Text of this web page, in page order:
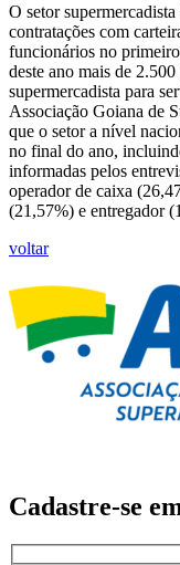
O setor
contratações com
funcionários no
deste ano mais de
supermercadista para
Associação Goiana de
que o setor a nível
no final do ano,
informadas pelos
operador de caixa
(21,57%) e entregador
voltar
Cadastre-se